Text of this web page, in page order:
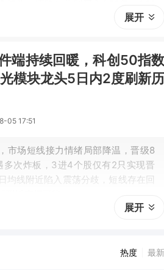
展开
端持续回暖，科创50指数
模块龙头5日内2度刷新历
05 17:51
场短线接力情绪局部降温，晋级8
多次炸板，3进4个股仅有2只实现晋
线附近陷入震荡分歧，短线存在回
展开
热度 最新